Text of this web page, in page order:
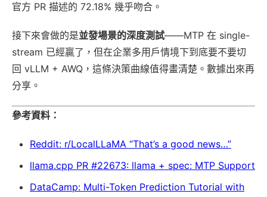
官方 PR 描述的 72.18% 幾乎吻合。
接下來會做的是並發場景的深度測試——MTP 在 single-
stream 已經贏了，但在企業多用戶情境下到底要不要切
回 vLLM + AWQ，這條決策曲線值得畫清楚。數據出來再
分享。
參考資料：
Reddit: r/LocalLLaMA “That’s a good news…”
llama.cpp PR #22673: llama + spec: MTP Support
DataCamp: Multi-Token Prediction Tutorial with